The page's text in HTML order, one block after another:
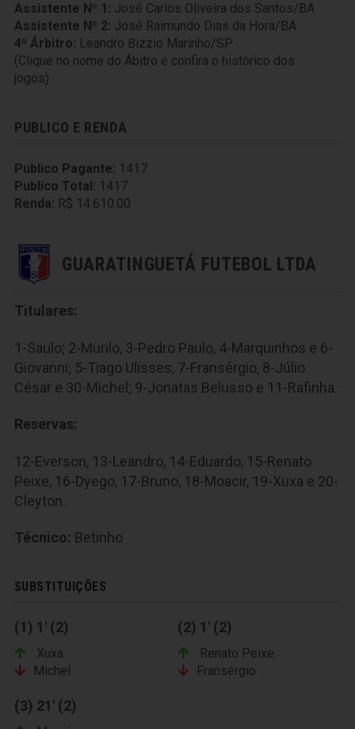
Assistente Nº 1: José Carlos Oliveira dos Santos/BA
Assistente Nº 2: José Raimundo Dias da Hora/BA
4º Árbitro: Leandro Bizzio Marinho/SP
(Clique no nome do Ábitro e confira o histórico dos
jogos)
PUBLICO E RENDA
Publico Pagante: 1417
Publico Total: 1417
Renda: R$ 14.610.00
GUARATINGUETÁ FUTEBOL LTDA
Titulares:
1-Saulo; 2-Murilo, 3-Pedro Paulo, 4-Marquinhos e 6-
Giovanni; 5-Tiago Ulisses, 7-Fransérgio, 8-Júlio
César e 30-Michel; 9-Jonatas Belusso e 11-Rafinha.
Reservas:
12-Everson, 13-Leandro, 14-Eduardo, 15-Renato
Peixe, 16-Dyego, 17-Bruno, 18-Moacir, 19-Xuxa e 20-
Cleyton.
Técnico: Betinho
SUBSTITUIÇÕES
(1) 1' (2)
Xuxa
Michel
(2) 1' (2)
Renato Peixe
Fransérgio
(3) 21' (2)